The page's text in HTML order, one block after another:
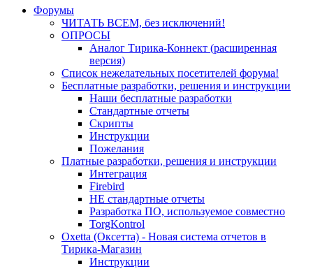
Форумы
ЧИТАТЬ ВСЕМ, без исключений!
ОПРОСЫ
Аналог Тирика-Коннект (расширенная
версия)
Список нежелательных посетителей форума!
Бесплатные разработки, решения и инструкции
Наши бесплатные разработки
Стандартные отчеты
Скрипты
Инструкции
Пожелания
Платные разработки, решения и инструкции
Интеграция
Firebird
НЕ стандартные отчеты
Разработка ПО, используемое совместно
TorgKontrol
Oxetta (Оксетта) - Новая система отчетов в
Тирика-Магазин
Инструкции